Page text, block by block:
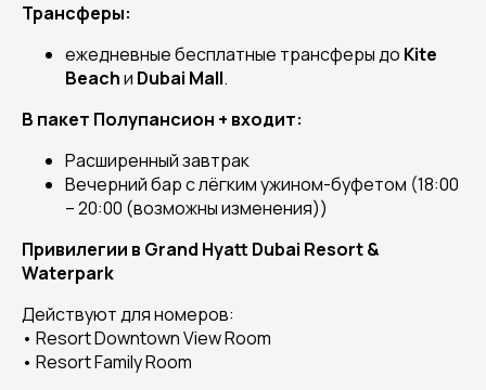
Трансферы:
ежедневные бесплатные трансферы до Kite
Beachи Dubai Mall.
В пакет Полупансион + входит:
Расширенный завтрак
Вечерний бар с лёгким ужином-буфетом (18:00
– 20:00 (возможны изменения))
Привилегии в Grand Hyatt Dubai Resort &
Waterpark
Действуют для номеров:
• Resort Downtown View Room
• Resort Family Room